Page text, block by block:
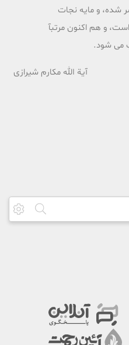
شده، و مایه نجات
و هم اکنون مرتبآ
مى شود.
آیة الله مکارم شیرازى